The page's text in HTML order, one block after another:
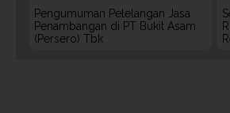
Pengumuman Pelelangan Jasa
Penambangan di PT Bukit Asam
(Persero) Tbk